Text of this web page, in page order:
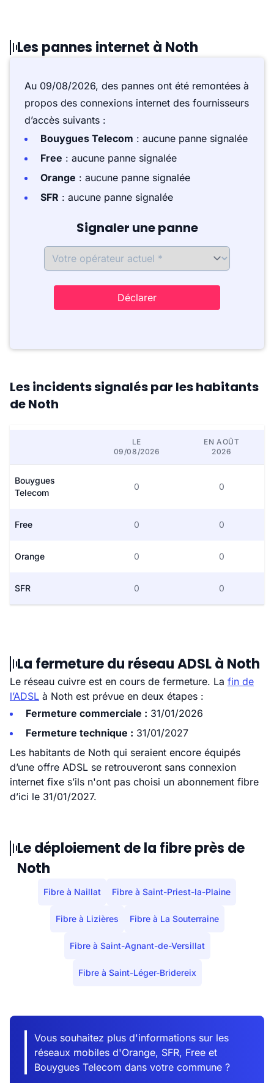
Les pannes internet à Noth
Au 09/08/2026, des pannes ont été remontées à
propos des connexions internet des fournisseurs
d’accès suivants :
Bouygues Telecom : aucune panne signalée
Free : aucune panne signalée
Orange : aucune panne signalée
SFR : aucune panne signalée
Signaler une panne
Déclarer
Les incidents signalés par les habitants
de Noth
LE
09/08/2026
EN AOÛT
2026
Bouygues
Telecom
0 0
Free 0 0
Orange 0 0
SFR 0 0
La fermeture du réseau ADSL à Noth
Le réseau cuivre est en cours de fermeture. La fin de
l’ADSL à Noth est prévue en deux étapes :
Fermeture commerciale : 31/01/2026
Fermeture technique : 31/01/2027
Les habitants de Noth qui seraient encore équipés
d’une offre ADSL se retrouveront sans connexion
internet fixe s’ils n'ont pas choisi un abonnement fibre
d’ici le 31/01/2027.
Le déploiement de la fibre près de
Noth
Fibre à Naillat Fibre à Saint-Priest-la-Plaine
Fibre à Lizières Fibre à La Souterraine
Fibre à Saint-Agnant-de-Versillat
Fibre à Saint-Léger-Bridereix
Vous souhaitez plus d'informations sur les
réseaux mobiles d'Orange, SFR, Free et
Bouygues Telecom dans votre commune ?